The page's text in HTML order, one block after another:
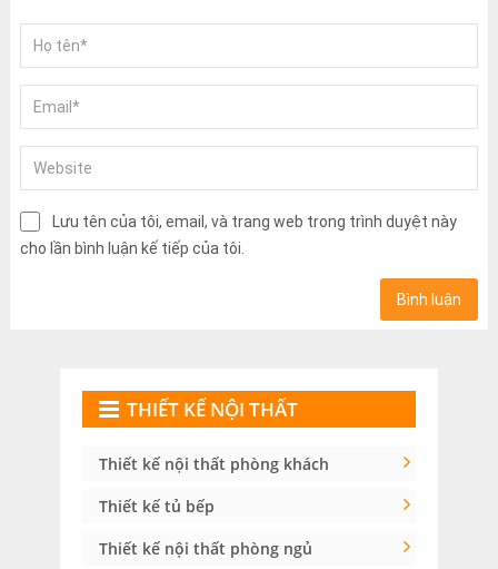
Lưu tên của tôi, email, và trang web trong trình duyệt này
cho lần bình luận kế tiếp của tôi.
THIẾT KẾ NỘI THẤT
Thiết kế nội thất phòng khách
Thiết kế tủ bếp
Thiết kế nội thất phòng ngủ